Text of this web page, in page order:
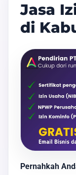
Jasa
di
Pernahkah